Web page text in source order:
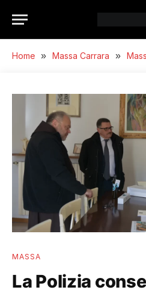
Home » Massa Carrara »
MASSA
La Polizia